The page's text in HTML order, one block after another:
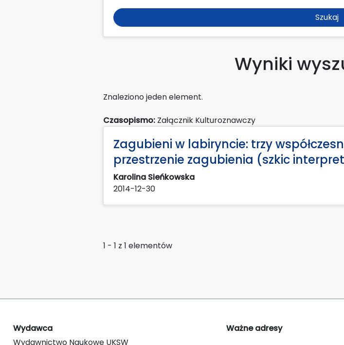
Szukaj
Wyniki
Znaleziono jeden element.
Czasopismo: Załącznik Kulturoznawczy
Zagubieni w labiryncie: trzy
przestrzenie zagubienia (szkic
Karolina Sieńkowska
2014-12-30
1 - 1 z 1 elementów
Wydawca
Wydawnictwo Naukowe UKSW
Ważne adresy